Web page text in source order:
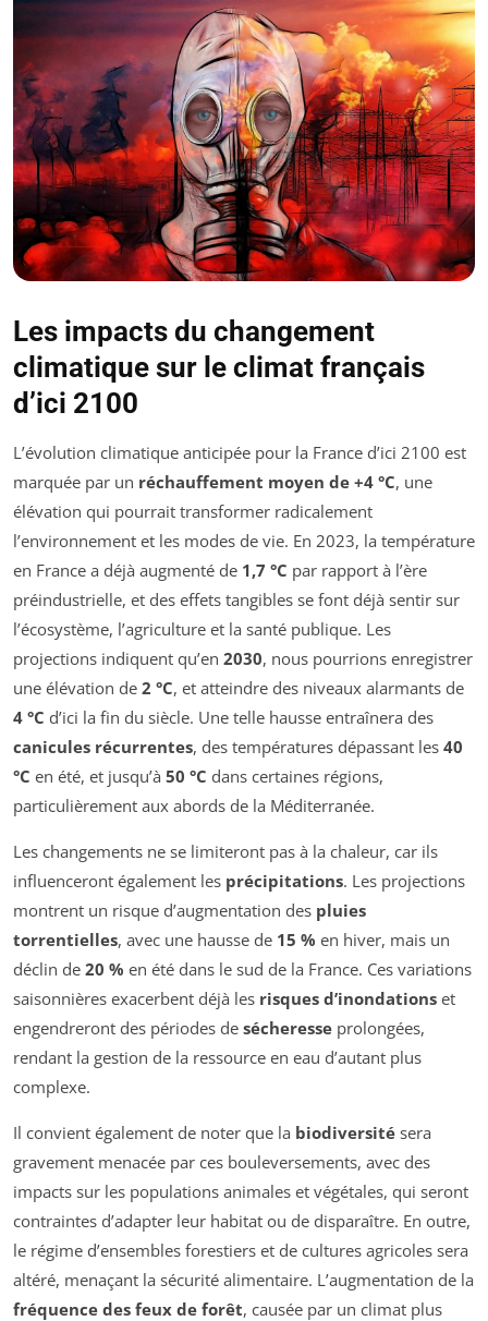
Les impacts du changement
climatique sur le climat français
d’ici 2100
L’évolution climatique anticipée pour la France d’ici 2100 est
marquée par un réchauffement moyen de +4 °C, une
élévation qui pourrait transformer radicalement
l’environnement et les modes de vie. En 2023, la température
en France a déjà augmenté de 1,7 °C par rapport à l’ère
préindustrielle, et des effets tangibles se font déjà sentir sur
l’écosystème, l’agriculture et la santé publique. Les
projections indiquent qu’en 2030, nous pourrions enregistrer
une élévation de 2 °C, et atteindre des niveaux alarmants de
4 °C d’ici la fin du siècle. Une telle hausse entraînera des
canicules récurrentes, des températures dépassant les 40
°C en été, et jusqu’à 50 °C dans certaines régions,
particulièrement aux abords de la Méditerranée.
Les changements ne se limiteront pas à la chaleur, car ils
influenceront également les précipitations. Les projections
montrent un risque d’augmentation des pluies
torrentielles, avec une hausse de 15 % en hiver, mais un
déclin de 20 % en été dans le sud de la France. Ces variations
saisonnières exacerbent déjà les risques d’inondations et
engendreront des périodes de sécheresse prolongées,
rendant la gestion de la ressource en eau d’autant plus
complexe.
Il convient également de noter que la biodiversité sera
gravement menacée par ces bouleversements, avec des
impacts sur les populations animales et végétales, qui seront
contraintes d’adapter leur habitat ou de disparaître. En outre,
le régime d’ensembles forestiers et de cultures agricoles sera
altéré, menaçant la sécurité alimentaire. L’augmentation de la
fréquence des feux de forêt, causée par un climat plus